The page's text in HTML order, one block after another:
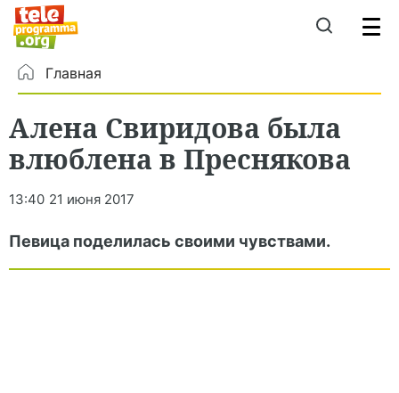
Главная
Алена Свиридова была
влюблена в Преснякова
13:40 21 июня 2017
Певица поделилась своими чувствами.